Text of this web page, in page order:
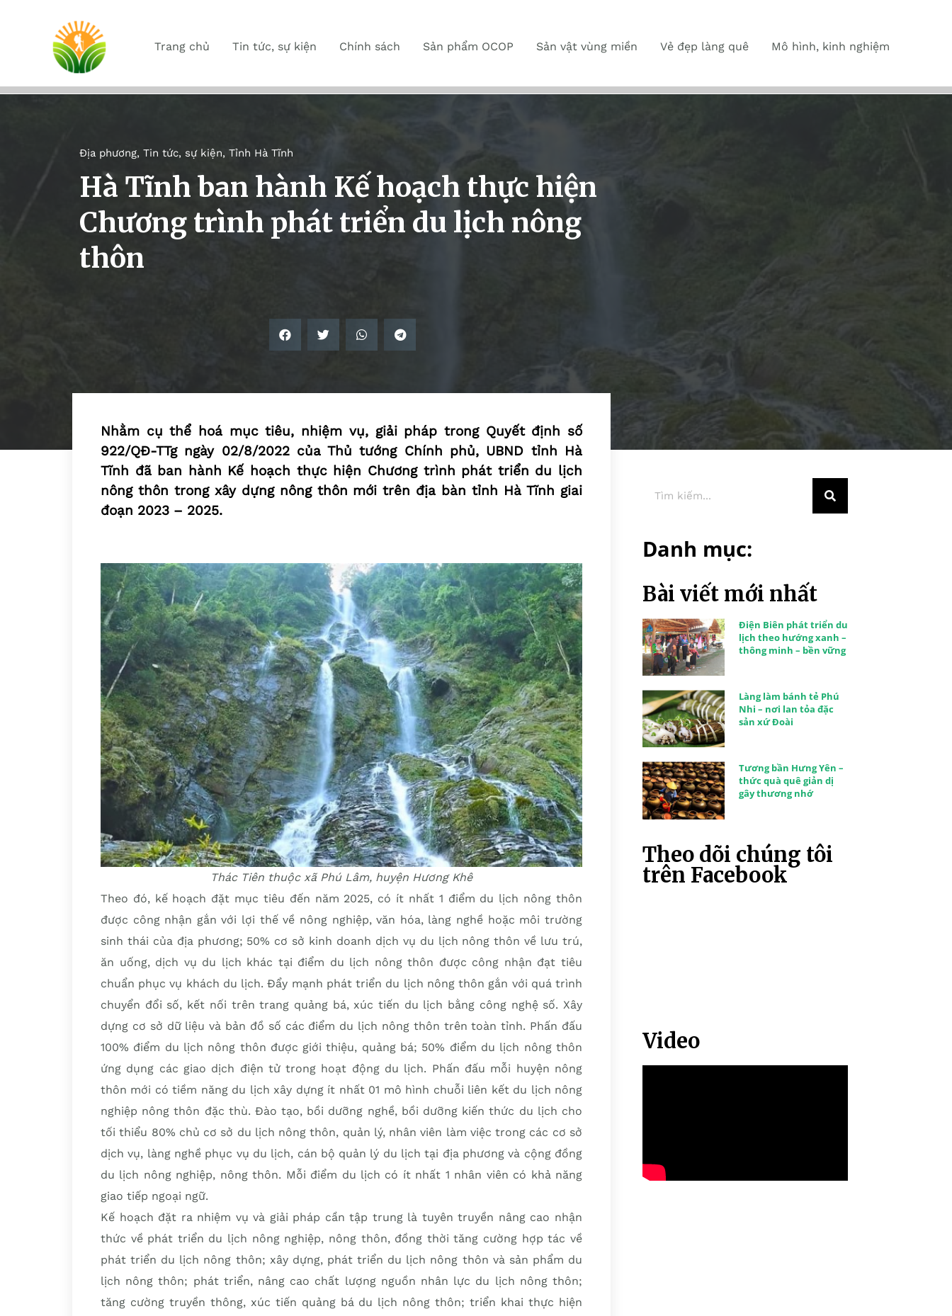
Trang chủ Tin tức, sự kiện Chính sách Sản phẩm OCOP Sản vật vùng miền Vẻ đẹp làng quê Mô hình, kinh nghiệm
Địa phương, Tin tức, sự kiện, Tỉnh Hà Tĩnh
Hà Tĩnh ban hành Kế hoạch thực hiện
Chương trình phát triển du lịch nông
thôn
Nhằm cụ thể hoá mục tiêu, nhiệm vụ, giải pháp trong Quyết định số
922/QĐ-TTg ngày 02/8/2022 của Thủ tướng Chính phủ, UBND tỉnh Hà
Tĩnh đã ban hành Kế hoạch thực hiện Chương trình phát triển du lịch
nông thôn trong xây dựng nông thôn mới trên địa bàn tỉnh Hà Tĩnh giai
đoạn 2023 – 2025.
Thác Tiên thuộc xã Phú Lâm, huyện Hương Khê
Theo đó, kế hoạch đặt mục tiêu đến năm 2025, có ít nhất 1 điểm du lịch nông thôn
được công nhận gắn với lợi thế về nông nghiệp, văn hóa, làng nghề hoặc môi trường
sinh thái của địa phương; 50% cơ sở kinh doanh dịch vụ du lịch nông thôn về lưu trú,
ăn uống, dịch vụ du lịch khác tại điểm du lịch nông thôn được công nhận đạt tiêu
chuẩn phục vụ khách du lịch. Đẩy mạnh phát triển du lịch nông thôn gắn với quá trình
chuyển đổi số, kết nối trên trang quảng bá, xúc tiến du lịch bằng công nghệ số. Xây
dựng cơ sở dữ liệu và bản đồ số các điểm du lịch nông thôn trên toàn tỉnh. Phấn đấu
100% điểm du lịch nông thôn được giới thiệu, quảng bá; 50% điểm du lịch nông thôn
ứng dụng các giao dịch điện tử trong hoạt động du lịch. Phấn đấu mỗi huyện nông
thôn mới có tiềm năng du lịch xây dựng ít nhất 01 mô hình chuỗi liên kết du lịch nông
nghiệp nông thôn đặc thù. Đào tạo, bồi dưỡng nghề, bồi dưỡng kiến thức du lịch cho
tối thiểu 80% chủ cơ sở du lịch nông thôn, quản lý, nhân viên làm việc trong các cơ sở
dịch vụ, làng nghề phục vụ du lịch, cán bộ quản lý du lịch tại địa phương và cộng đồng
du lịch nông nghiệp, nông thôn. Mỗi điểm du lịch có ít nhất 1 nhân viên có khả năng
giao tiếp ngoại ngữ.
Kế hoạch đặt ra nhiệm vụ và giải pháp cần tập trung là tuyên truyền nâng cao nhận
thức về phát triển du lịch nông nghiệp, nông thôn, đồng thời tăng cường hợp tác về
phát triển du lịch nông thôn; xây dựng, phát triển du lịch nông thôn và sản phẩm du
lịch nông thôn; phát triển, nâng cao chất lượng nguồn nhân lực du lịch nông thôn;
tăng cường truyền thông, xúc tiến quảng bá du lịch nông thôn; triển khai thực hiện
Danh mục:
Bài viết mới nhất
Điện Biên phát triển du
lịch theo hướng xanh –
thông minh – bền vững
Làng làm bánh tẻ Phú
Nhi – nơi lan tỏa đặc
sản xứ Đoài
Tương bần Hưng Yên –
thức quà quê giản dị
gây thương nhớ
Theo dõi chúng tôi
trên Facebook
Video